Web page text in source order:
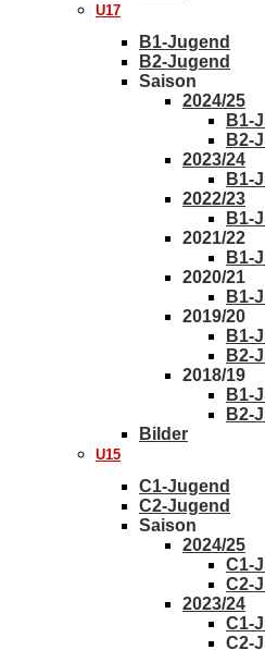
U17
B1-Jugend
B2-Jugend
Saison
2024/25
B1-
B2-
2023/24
B1-
2022/23
B1-
2021/22
B1-
2020/21
B1-
2019/20
B1-
B2-
2018/19
B1-
B2-
Bilder
U15
C1-Jugend
C2-Jugend
Saison
2024/25
C1-
C2-
2023/24
C1-
C2-